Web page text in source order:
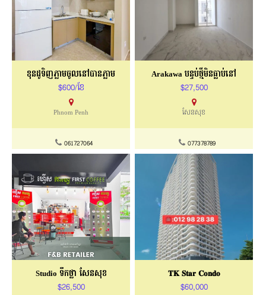
ខុនដូទិញភ្លាមចូលនៅបានភ្លាម
$600/ខែ
Phnom Penh
061727064
Arakawa បន្ទប់ថ្មីមិនធ្លាប់នៅ
$27,500
សែនសុខ
077378789
Studio ទឹកថ្លា សែនសុខ
$26,500
𝐓𝐊 𝐒𝐭𝐚𝐫 𝐂𝐨𝐧𝐝𝐨
$60,000